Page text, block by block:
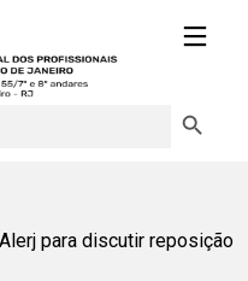
para discutir reposição